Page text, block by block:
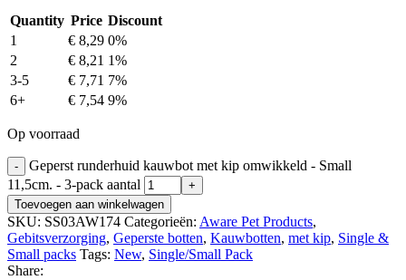
Quantity Price Discount
1
€ 8,29 0%
2
€ 8,21 1%
3-5
€ 7,71 7%
6+
€ 7,54 9%
Op voorraad
Geperst runderhuid kauwbot met kip omwikkeld - Small
11,5cm. - 3-pack aantal
Toevoegen aan winkelwagen
SKU: SS03AW174 Categorieën: Aware Pet Products,
Gebitsverzorging, Geperste botten, Kauwbotten, met kip, Single &
Small packs Tags: New, Single/Small Pack
Share: